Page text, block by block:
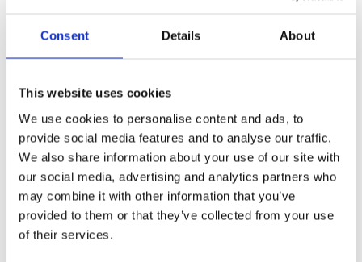
Consent Details About
This website uses cookies
We use cookies to personalise content and ads, to
provide social media features and to analyse our traffic.
We also share information about your use of our site with
our social media, advertising and analytics partners who
may combine it with other information that you’ve
provided to them or that they’ve collected from your use
of their services.
Одежда
Занятия 27-29 охватывают следующие темы:
Конструкция there is/there are
Предлоги at, in, on и другие
Дом и мебель
Занятия 30-35 охватывают следующие темы:
Past Simple
А еще во Friends у тебя
будет Личный кабинет